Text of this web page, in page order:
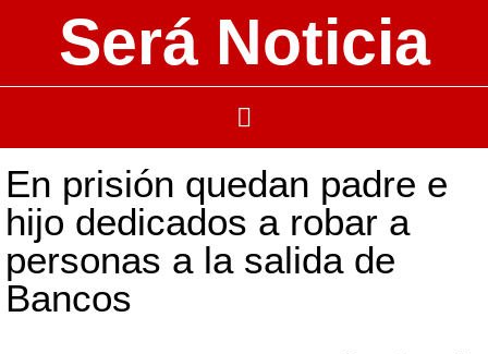
Será Noticia
En prisión quedan padre e
hijo dedicados a robar a
personas a la salida de
Bancos